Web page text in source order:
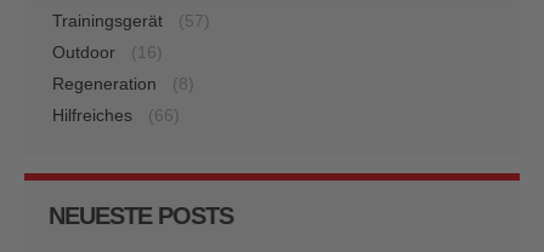
Trainingsgerät
(57)
Outdoor
(16)
Regeneration
(8)
Hilfreiches
(66)
NEUESTE POSTS